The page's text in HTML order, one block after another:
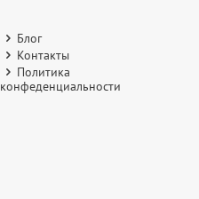
Блог
Контакты
Политика
конфеденциальности